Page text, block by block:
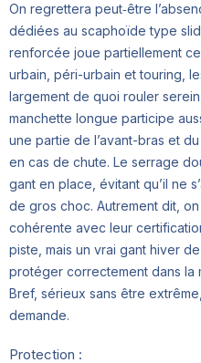
On regrettera peut‑être
dédiées au scaphoïde type
renforcée joue partiellement
urbain, péri-urbain et touring,
largement de quoi rouler
manchette longue participe
une partie de l’avant-bras et
en cas de chute. Le serrage
gant en place, évitant qu’il ne
de gros choc. Autrement dit,
cohérente avec leur
piste, mais un vrai gant hiver
protéger correctement dans la
Bref, sérieux sans être
demande.
Protection :